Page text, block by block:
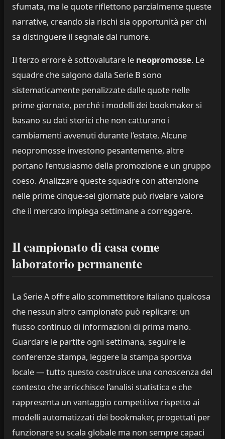
sfumata, ma le quote riflettono parzialmente queste
narrative, creando sia rischi sia opportunità per chi
sa distinguere il segnale dal rumore.
Il terzo errore è sottovalutare le neopromosse. Le
squadre che salgono dalla Serie B sono
sistematicamente penalizzate dalle quote nelle
prime giornate, perché i modelli dei bookmaker si
basano su dati storici che non catturano i
cambiamenti avvenuti durante l’estate. Alcune
neopromosse investono pesantemente, altre
portano l’entusiasmo della promozione e un gruppo
coeso. Analizzare queste squadre con attenzione
nelle prime cinque-sei giornate può rivelare valore
che il mercato impiega settimane a correggere.
Il campionato di casa come
laboratorio permanente
La Serie A offre allo scommettitore italiano qualcosa
che nessun altro campionato può replicare: un
flusso continuo di informazioni di prima mano.
Guardare le partite ogni settimana, seguire le
conferenze stampa, leggere la stampa sportiva
locale — tutto questo costruisce una conoscenza del
contesto che arricchisce l’analisi statistica e che
rappresenta un vantaggio competitivo rispetto ai
modelli automatizzati dei bookmaker, progettati per
funzionare su scala globale ma non sempre capaci